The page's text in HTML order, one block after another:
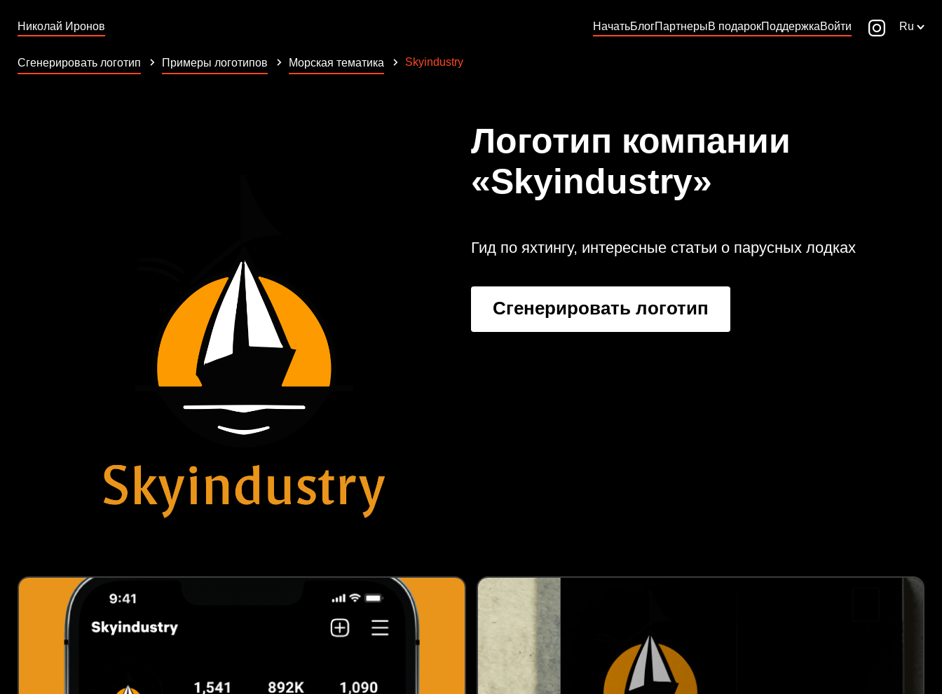
Николай Иронов НачатьБлогПартнерыВ подарокПоддержкаВойти Ru
Сгенерировать логотип Примеры логотипов Морская тематика Skyindustry
Логотип компании
«Skyindustry»
Гид по яхтингу, интересные статьи о парусных лодках
Сгенерировать логотип